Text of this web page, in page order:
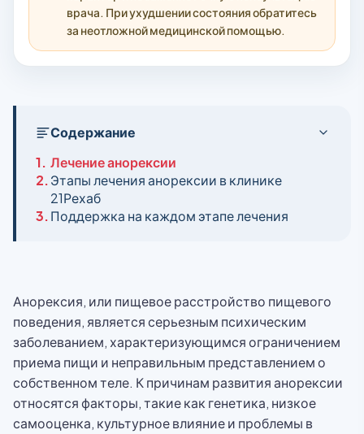
врача. При ухудшении состояния обратитесь
за неотложной медицинской помощью.
Содержание
1. Лечение анорексии
2.Этапы лечения анорексии в клинике
21Рехаб
3.Поддержка на каждом этапе лечения
Анорексия, или пищевое расстройство пищевого
поведения, является серьезным психическим
заболеванием, характеризующимся ограничением
приема пищи и неправильным представлением о
собственном теле. К причинам развития анорексии
относятся факторы, такие как генетика, низкое
самооценка, культурное влияние и проблемы в